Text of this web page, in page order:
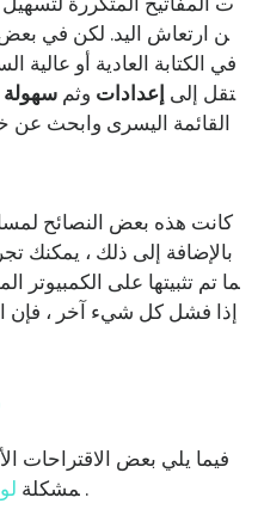
ن ارتعاش اليد. لكن في
في الكتابة العادية أو عالية
تقل إلى إعدادات وثم
القائمة اليسرى وابحث عن
كانت هذه بعض النصائح
بالإضافة إلى ذلك ، يمكنك
ما تم تثبيتها على
إذا فشل كل شيء آخر ، فإن
فيما يلي بعض الاقتراحات
مشكلة .